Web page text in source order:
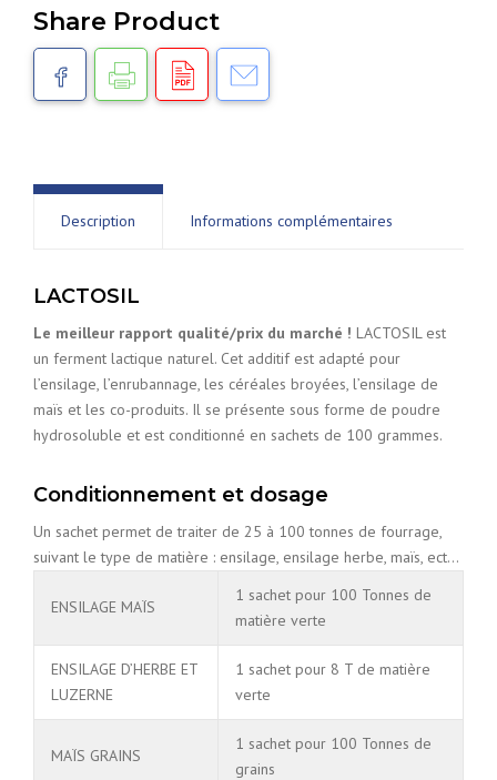
Share Product
Description Informations complémentaires
LACTOSIL
Le meilleur rapport qualité/prix du marché ! LACTOSIL est
un ferment lactique naturel. Cet additif est adapté pour
l’ensilage, l’enrubannage, les céréales broyées, l’ensilage de
maïs et les co-produits. Il se présente sous forme de poudre
hydrosoluble et est conditionné en sachets de 100 grammes.
Conditionnement et dosage
Un sachet permet de traiter de 25 à 100 tonnes de fourrage,
suivant le type de matière : ensilage, ensilage herbe, maïs, ect…
ENSILAGE MAÏS
1 sachet pour 100 Tonnes de
matière verte
ENSILAGE D’HERBE ET
LUZERNE
1 sachet pour 8 T de matière
verte
MAÏS GRAINS
1 sachet pour 100 Tonnes de
grains